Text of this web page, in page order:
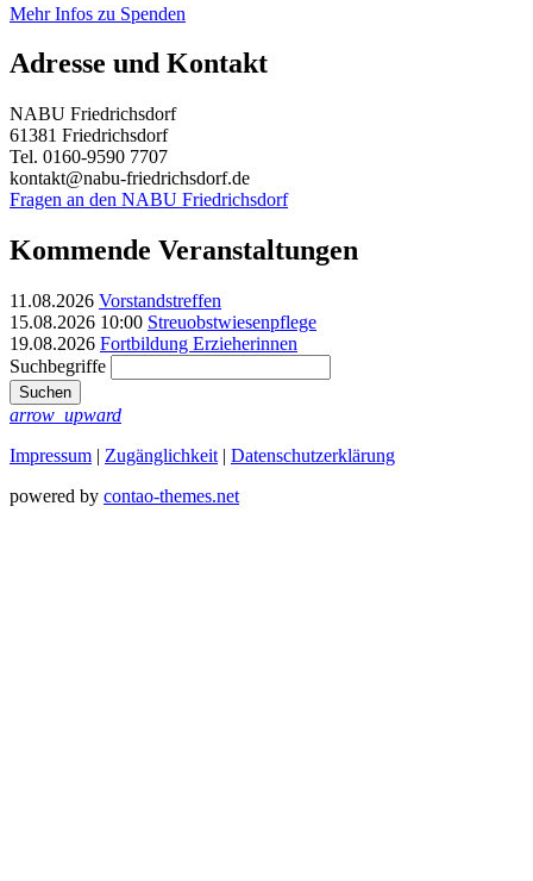
Mehr Infos zu Spenden
Adresse und Kontakt
NABU Friedrichsdorf
61381 Friedrichsdorf
Tel. 0160-9590 7707
kontakt@nabu-friedrichsdorf.de
Fragen an den NABU Friedrichsdorf
Kommende Veranstaltungen
11.08.2026 Vorstandstreffen
15.08.2026 10:00 Streuobstwiesenpflege
19.08.2026 Fortbildung Erzieherinnen
Suchbegriffe
Suchen
arrow_upward
Impressum | Zugänglichkeit | Datenschutz­erklärung
powered by contao-themes.net